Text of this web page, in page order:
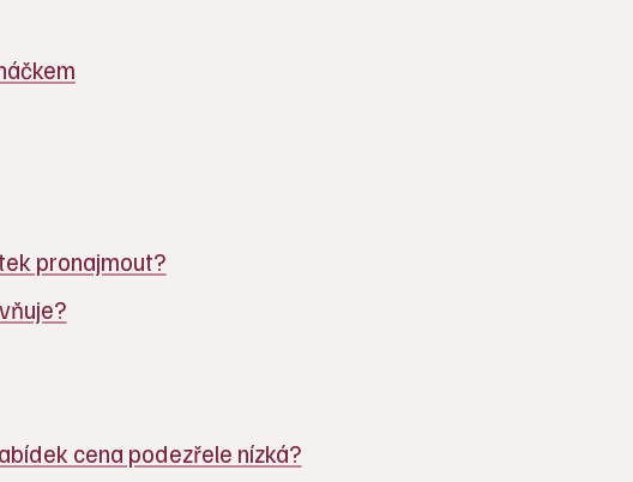
pronajmout?
cena podezřele nízká?